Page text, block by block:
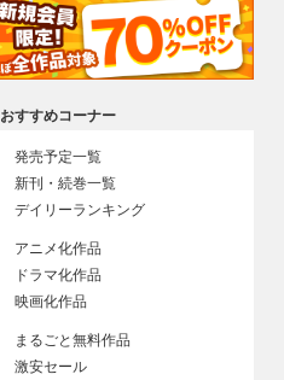
おすすめコーナー
発売予定一覧
新刊・続巻一覧
デイリーランキング
アニメ化作品
ドラマ化作品
映画化作品
まるごと無料作品
激安セール